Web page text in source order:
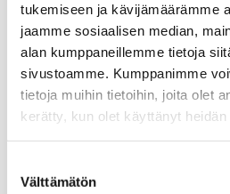
tukemiseen ja kävijämäärämme
jaamme sosiaalisen median,
alan kumppaneillemme tietoja
sivustoamme. Kumppanimme
tietoja muihin tietoihin, joita olet
kerätty, kun olet käyttänyt heidän
valinta
Välttämätön
Voimansiirto
Tyyppi
Pyörät
Keskellä 16" (halk.
NÄYTÄ
Grillo HWT 570 Multiforce on
Moottori Honda GCV170 Erittäin
Runko on kallistettavissa